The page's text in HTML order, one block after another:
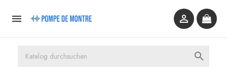
 
